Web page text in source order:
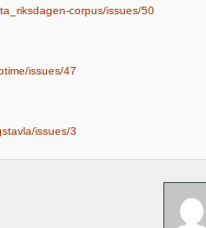
corpus/issues/50
issues/47
issues/3